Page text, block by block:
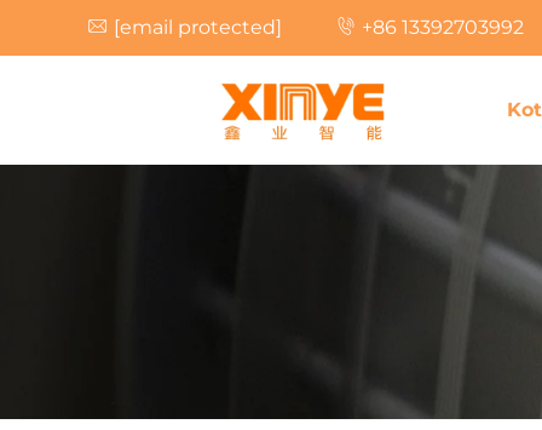
[email protected] +86 13392703992